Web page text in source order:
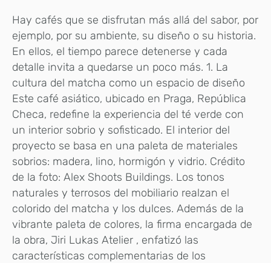
Hay cafés que se disfrutan más allá del sabor, por
ejemplo, por su ambiente, su diseño o su historia.
En ellos, el tiempo parece detenerse y cada
detalle invita a quedarse un poco más. 1. La
cultura del matcha como un espacio de diseño
Este café asiático, ubicado en Praga, República
Checa, redefine la experiencia del té verde con
un interior sobrio y sofisticado. El interior del
proyecto se basa en una paleta de materiales
sobrios: madera, lino, hormigón y vidrio. Crédito
de la foto: Alex Shoots Buildings. Los tonos
naturales y terrosos del mobiliario realzan el
colorido del matcha y los dulces. Además de la
vibrante paleta de colores, la firma encargada de
la obra, Jiri Lukas Atelier , enfatizó las
características complementarias de los